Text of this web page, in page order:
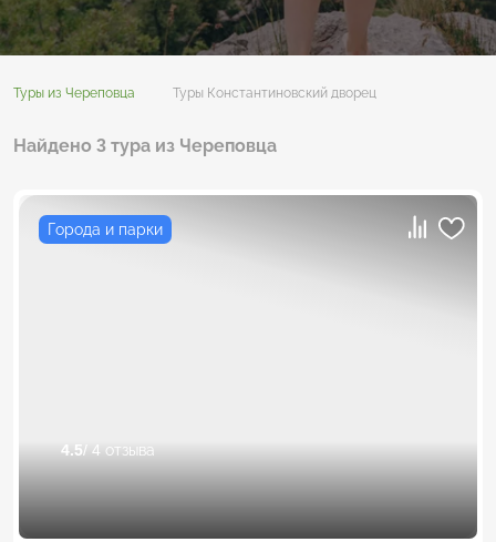
Туры из Череповца Туры Константиновский дворец
Найдено 3 тура из Череповца
Города и парки
4.5/ 4 отзыва